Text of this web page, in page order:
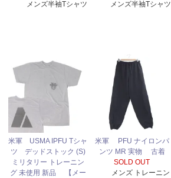
メンズ半袖Tシャツ メンズ半袖Tシャツ
米軍 USMA IPFU Tシャ
ツ デッドストック (S)
ミリタリー トレーニン
グ 未使用 新品 【メー
米軍 PFU ナイロンパ
ンツ MR 実物 古着
SOLD OUT
メンズ トレーニン